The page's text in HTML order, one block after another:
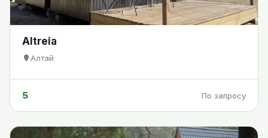
Altreia
Алтай
5 По запросу